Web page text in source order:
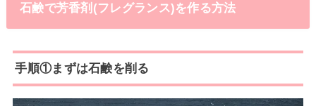
石鹸で芳香剤(フレグランス)を作る方法
手順①まずは石鹸を削る